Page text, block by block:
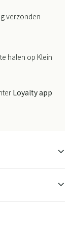
verzonden
halen op Klein
Loyalty app